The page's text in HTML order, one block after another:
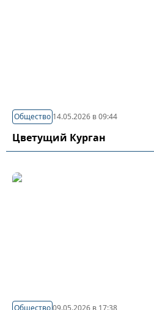
Общество 14.05.2026 в 09:44
Цветущий Курган
Общество09.05.2026 в 17:38